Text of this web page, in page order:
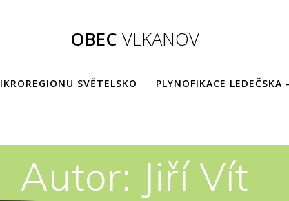
OBEC VLKANOV
SVĚTELSKO PLYNOFIKACE LEDEČSKA
Autor: Jiří Vít